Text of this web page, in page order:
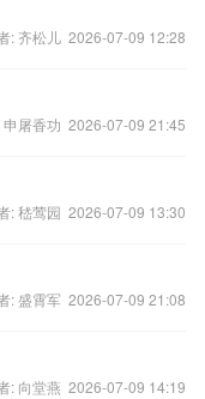
: 齐松儿 2026-07-09 12:28
申屠香功 2026-07-09 21:45
: 嵇莺园 2026-07-09 13:30
: 盛霄军 2026-07-09 21:08
: 向堂燕 2026-07-09 14:19